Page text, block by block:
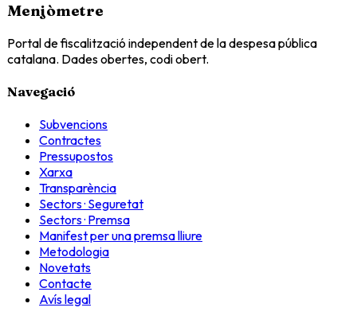
Menjòmetre
Portal de fiscalització independent de la despesa pública
catalana. Dades obertes, codi obert.
Navegació
Subvencions
Contractes
Pressupostos
Xarxa
Transparència
Sectors · Seguretat
Sectors · Premsa
Manifest per una premsa lliure
Metodologia
Novetats
Contacte
Avís legal